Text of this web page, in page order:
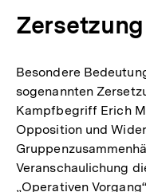
Zersetzung
Besondere
sogenannten
Kampfbegriff Erich
Opposition und
Veranschaulichung
„Operativen